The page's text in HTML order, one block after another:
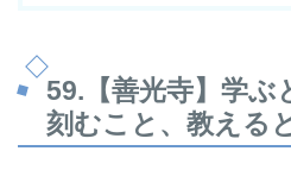
59. 【善光寺】学
刻むこと、教える